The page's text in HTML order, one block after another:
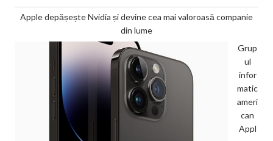
Apple depășește Nvidia și devine cea mai valoroasă companie
din lume
Grup
ul
infor
matic
ameri
can
Appl